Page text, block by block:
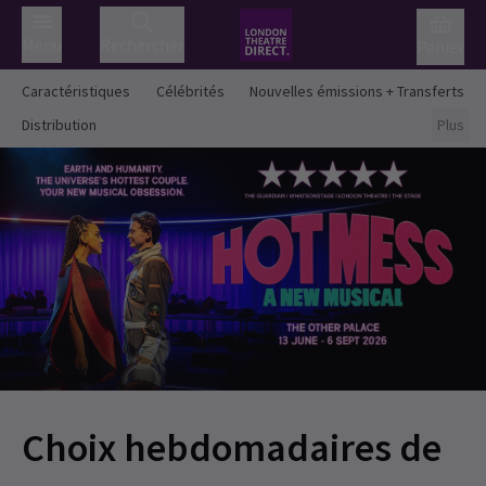
Caractéristiques Célébrités
Nouvelles émissions + Transferts
Distribution
Plus
Choix hebdomadaires de